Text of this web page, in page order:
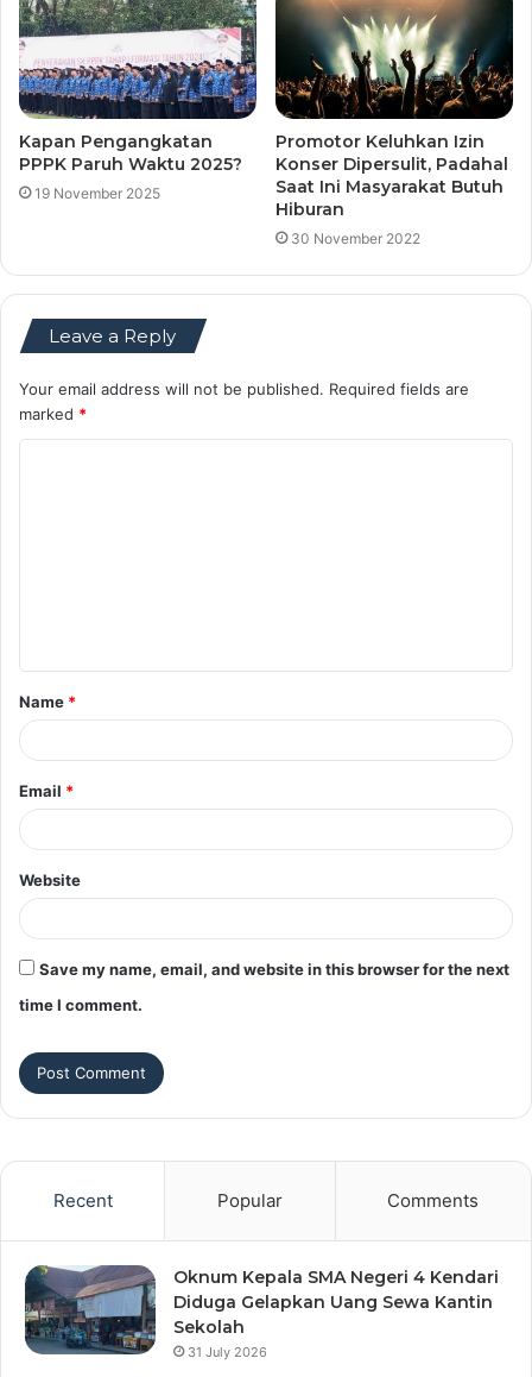
Kapan Pengangkatan
PPPK Paruh Waktu 2025?
19 November 2025
Promotor Keluhkan Izin
Konser Dipersulit, Padahal
Saat Ini Masyarakat Butuh
Hiburan
30 November 2022
Leave a Reply
Your email address will not be published. Required fields are
marked *
t
*
Name *
Email *
Website
Save my name, email, and website in this browser for the next
time I comment.
Recent Popular Comments
Oknum Kepala SMA Negeri 4 Kendari
Diduga Gelapkan Uang Sewa Kantin
Sekolah
31 July 2026